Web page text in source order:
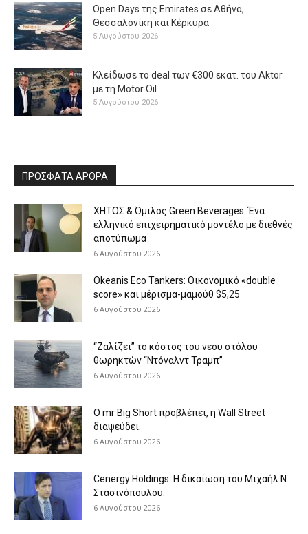
Open Days της Emirates σε Αθήνα,
Θεσσαλονίκη και Κέρκυρα
5 Αυγούστου 2026
Κλείδωσε το deal των €300 εκατ. του Aktor
με τη Μotor Oil
5 Αυγούστου 2026
ΠΡΟΣΦΑΤΑ ΑΡΘΡΑ
ΧΗΤΟΣ & Όμιλος Green Beverages: Ένα
ελληνικό επιχειρηματικό μοντέλο με διεθνές
αποτύπωμα
6 Αυγούστου 2026
Okeanis Eco Tankers: Οικονομικό «double
score» και μέρισμα-μαμούθ $5,25
6 Αυγούστου 2026
“Ζαλίζει” το κόστος του νεου στόλου
θωρηκτών “Ντόναλντ Τραμπ”
6 Αυγούστου 2026
O mr Big Short προβλέπει, η Wall Street
διαψεύδει.
6 Αυγούστου 2026
Cenergy Holdings: Η δικαίωση του Μιχαήλ Ν.
Στασινόπουλου.
6 Αυγούστου 2026